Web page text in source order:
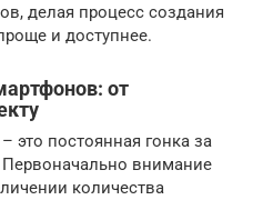
делая процесс создания
и доступнее.
от
это постоянная гонка за
Первоначально внимание
количества